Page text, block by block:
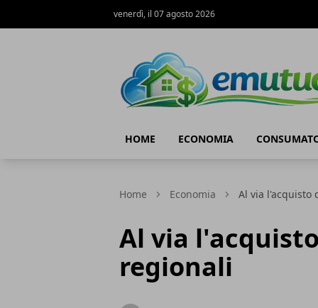
venerdì, il 07 agosto 2026
HOME ECONOMIA
Home Economia Al via l'acquisto
Al via
regionali